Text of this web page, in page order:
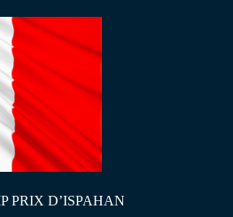
PRIX D’ISPAHAN